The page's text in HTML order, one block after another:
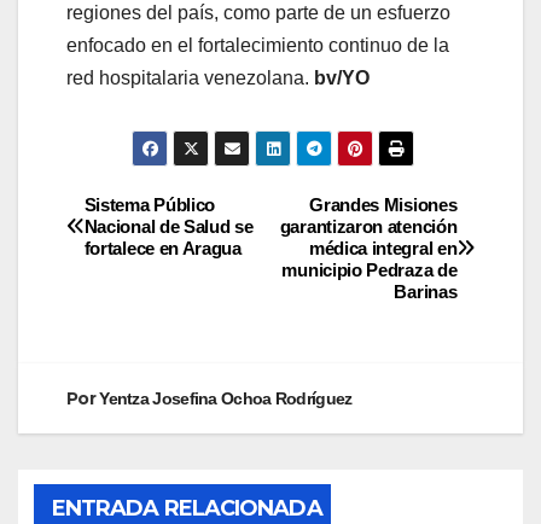
regiones del país, como parte de un esfuerzo
enfocado en el fortalecimiento continuo de la
red hospitalaria venezolana. bv/YO
Grandes Misiones
garantizaron atención
médica integral en
municipio Pedraza de
Barinas
Sistema Público
Nacional de Salud se
fortalece en Aragua
PorYentza Josefina Ochoa Rodríguez
ENTRADA RELACIONADA